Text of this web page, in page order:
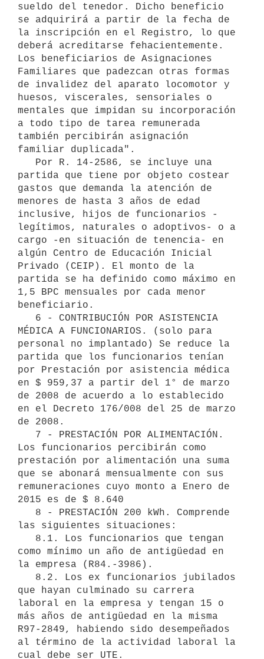
sueldo del tenedor. Dicho beneficio
se adquirirá a partir de la fecha de
la inscripción en el Registro, lo que
deberá acreditarse fehacientemente.
Los beneficiarios de Asignaciones
Familiares que padezcan otras formas
de invalidez del aparato locomotor y
huesos, viscerales, sensoriales o
mentales que impidan su incorporación
a todo tipo de tarea remunerada
también percibirán asignación
familiar duplicada".
partida que tiene por objeto costear
gastos que demanda la atención de
menores de hasta 3 años de edad
inclusive, hijos de funcionarios -
legítimos, naturales o adoptivos- o a
cargo -en situación de tenencia- en
algún Centro de Educación Inicial
Privado (CEIP). El monto de la
partida se ha definido como máximo en
1,5 BPC mensuales por cada menor
beneficiario.
MÉDICA A FUNCIONARIOS. (solo para
personal no implantado) Se reduce la
partida que los funcionarios tenían
por Prestación por asistencia médica
en $ 959,37 a partir del 1° de marzo
de 2008 de acuerdo a lo establecido
en el Decreto 176/008 del 25 de marzo
de 2008.
Los funcionarios percibirán como
prestación por alimentación una suma
que se abonará mensualmente con sus
remuneraciones cuyo monto a Enero de
2015 es de $ 8.640
las siguientes situaciones:
como mínimo un año de antigüedad en
la empresa (R84.-3986).
que hayan culminado su carrera
laboral en la empresa y tengan 15 o
más años de antigüedad en la misma
R97-2849, habiendo sido desempeñados
al término de la actividad laboral la
cual debe ser UTE.